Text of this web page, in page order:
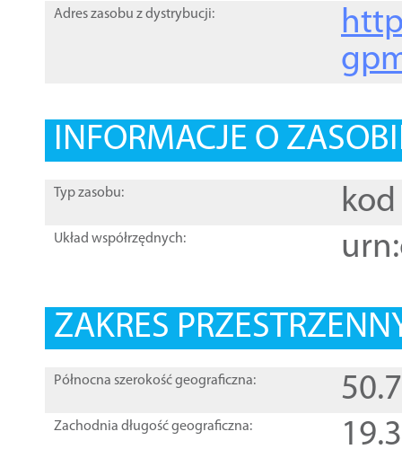
Adres zasobu z dystrybucji:
INFORMACJE O
Typ zasobu: kod
Układ współrzędnych:
ZAKRES
Północna szerokość geograficzna:
Zachodnia długość geograficzna: